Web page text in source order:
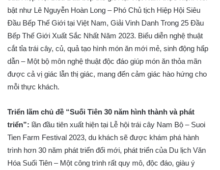
bật như Lê Nguyễn Hoàn Long – Phó Chủ tịch Hiệp Hội Siêu
Đầu Bếp Thế Giới tại Việt Nam, Giải Vinh Danh Trong 25 Đầu
Bếp Thế Giới Xuất Sắc Nhất Năm 2023. Biểu diễn nghệ thuật
cắt tỉa trái cây, củ, quả tạo hình món ăn mới mẻ, sinh động hấp
dẫn – Một bộ môn nghệ thuật độc đáo giúp món ăn thỏa mãn
được cả vị giác lẫn thị giác, mang đến cảm giác hào hứng cho
mỗi thực khách.
Triển lãm chủ đề “Suối Tiên 30 năm hình thành và phát
triển”: lần đầu tiên xuất hiện tại Lễ hội trái cây Nam Bộ – Suoi
Tien Farm Festival 2023, du khách sẽ được khám phá hành
trình hơn 30 năm phát triển đổi mới, phát triển của Du lịch Văn
Hóa Suối Tiên – Một công trình rất quy mô, độc đáo, giàu ý